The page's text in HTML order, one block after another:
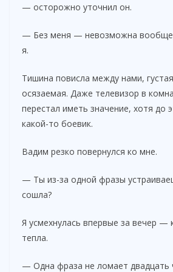
— осторожно уточнил он.
— Без меня — невозможна
я.
Тишина повисла между нами,
осязаемая. Даже телевизор в
перестал иметь значение, хотя до
какой-то боевик.
Вадим резко повернулся ко мне.
— Ты из-за одной фразы
сошла?
Я усмехнулась впервые за вечер —
тепла.
— Одна фраза не ломает двадцать